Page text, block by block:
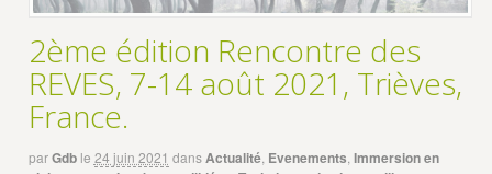
2ème édition Rencontre des
REVES, 7-14 août 2021, Trièves,
France.
parGdb le 24 juin 2021 dansActualité, Evenements Immersion en